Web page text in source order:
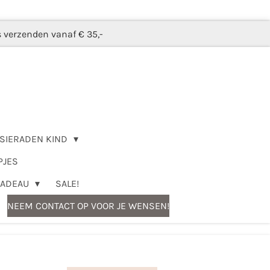
verzenden vanaf € 35,-
KIND
SALE!
NEEM CONTACT OP VOOR JE WENSEN!